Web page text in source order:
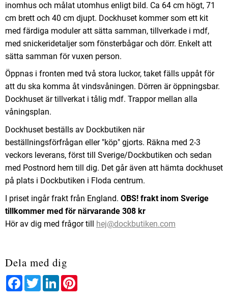
inomhus och målat utomhus enligt bild. Ca 64 cm högt, 71
cm brett och 40 cm djupt. Dockhuset kommer som ett kit
med färdiga moduler att sätta samman, tillverkade i mdf,
med snickeridetaljer som fönsterbågar och dörr. Enkelt att
sätta samman för vuxen person.
Öppnas i fronten med två stora luckor, taket fälls uppåt för
att du ska komma åt vindsvåningen. Dörren är öppningsbar.
Dockhuset är tillverkat i tålig mdf. Trappor mellan alla
våningsplan.
Dockhuset beställs av Dockbutiken när
beställningsförfrågan eller "köp" gjorts. Räkna med 2-3
veckors leverans, först till Sverige/Dockbutiken och sedan
med Postnord hem till dig. Det går även att hämta dockhuset
på plats i Dockbutiken i Floda centrum.
I priset ingår frakt från England. OBS! frakt inom Sverige
tillkommer med för närvarande 308 kr
Hör av dig med frågor till hej@dockbutiken.com
Dela med dig
FacebookTwitterLinkedIn